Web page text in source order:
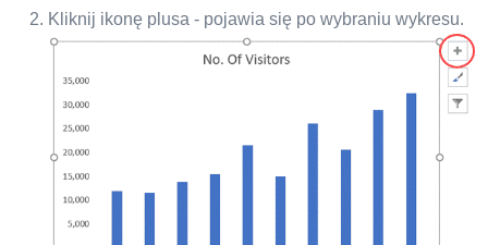
Kliknij ikonę plusa - pojawia się po wybraniu wykresu.